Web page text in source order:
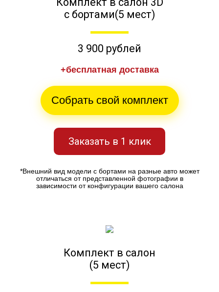
с бортами(5 мест)
3 900 рублей
+бесплатная доставка
Собрать свой комплект
Заказать в 1 клик
*Внешний вид модели с бортами на разные авто может
отличаться от представленной фотографии в
зависимости от конфигурации вашего салона
Комплект в салон
(5 мест)